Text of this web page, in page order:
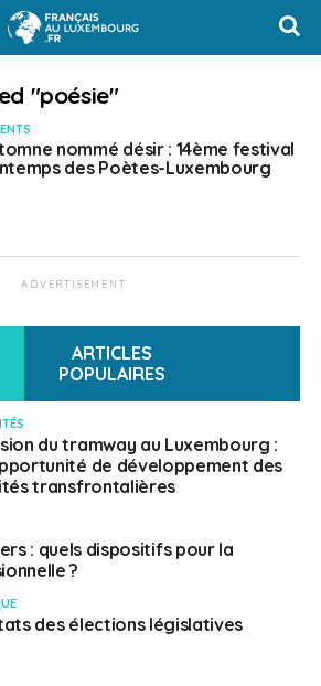
"poésie"
nommé désir : 14ème festival
des Poètes-Luxembourg
ADVERTISEMENT
ARTICLES
POPULAIRES
du tramway au Luxembourg :
de développement des
transfrontalières
: quels dispositifs pour la
?
des élections législatives